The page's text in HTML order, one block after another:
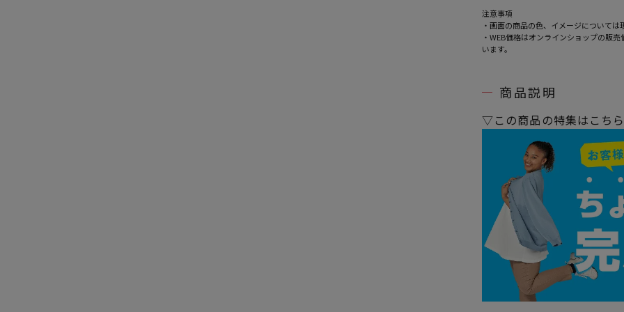
注意事項
・画面の商品の色、イメージについて
・WEB価格はオンラインショップの販
います。
商品説明
▽この商品の特集はこち